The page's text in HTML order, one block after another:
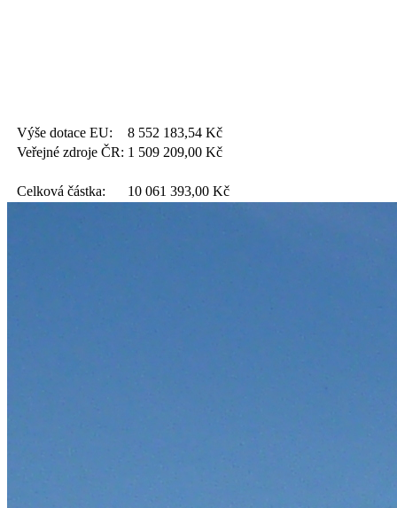
Výše dotace EU: 8 552 183,54 Kč
Veřejné zdroje ČR: 1 509 209,00 Kč
Celková částka: 10 061 393,00 Kč